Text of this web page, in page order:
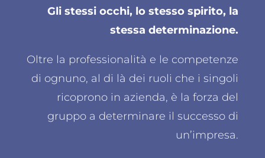
Gli stessi occhi, lo stesso spirito, la
stessa determinazione.
Oltre la professionalità e le competenze
di ognuno, al di là dei ruoli che i singoli
ricoprono in azienda, è la forza del
gruppo a determinare il successo di
un’impresa.